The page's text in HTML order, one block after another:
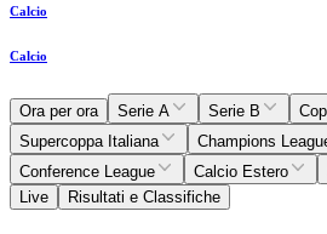
Calcio
Calcio
Ora per ora Serie A Serie B
Supercoppa Italiana
Champions
Conference League
Calcio Estero
Live
Risultati e Classifiche